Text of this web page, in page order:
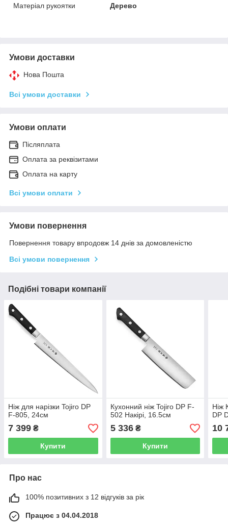
Матеріал рукоятки
Дерево
Умови доставки
Нова Пошта
Всі умови доставки
Умови оплати
Післяплата
Оплата за реквізитами
Оплата на карту
Всі умови оплати
Умови повернення
Повернення товару впродовж 14 днів за домовленістю
Всі умови повернення
Подібні товари компанії
Ніж для нарізки Tojiro DP
F-805, 24см
7 399 ₴
Купити
Кухонний ніж Tojiro DP F-
502 Накірі, 16.5см
5 336₴
Купити
Ніж
DP
10
Про нас
100% позитивних з 12 відгуків за рік
Працює з 04.04.2018